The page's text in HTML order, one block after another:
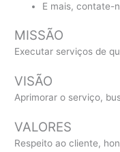
E mais, contate-
MISSÃO
Executar serviços de
VISÃO
Aprimorar o serviço,
VALORES
Respeito ao cliente,